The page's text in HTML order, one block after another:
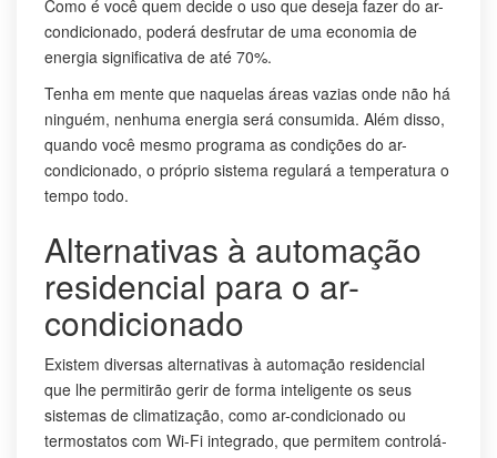
Como é você quem decide o uso que deseja fazer do ar-
condicionado, poderá desfrutar de uma economia de
energia significativa de até 70%.
Tenha em mente que naquelas áreas vazias onde não há
ninguém, nenhuma energia será consumida. Além disso,
quando você mesmo programa as condições do ar-
condicionado, o próprio sistema regulará a temperatura o
tempo todo.
Alternativas à automação
residencial para o ar-
condicionado
Existem diversas alternativas à automação residencial
que lhe permitirão gerir de forma inteligente os seus
sistemas de climatização, como ar-condicionado ou
termostatos com Wi-Fi integrado, que permitem controlá-